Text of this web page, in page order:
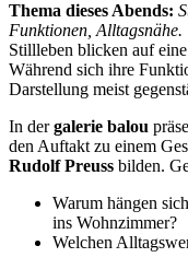
Thema dieses Abends:
Funktionen, Alltagsnähe.
Stillleben blicken auf
Während sich ihre
Darstellung meist
In dergalerie balou
den Auftakt zu einem
Rudolf Preuss bilden.
Warum hängen
ins Wohnzimmer?
Welchen